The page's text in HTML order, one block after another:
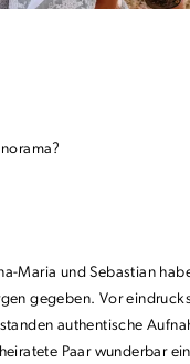
Maria und Sebastian
gegeben. Vor
authentische
Paar wunderbar